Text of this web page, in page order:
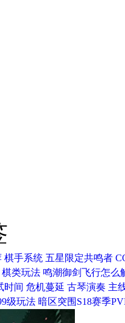
棋手系统 五星限定共鸣者
棋类玩法 鸣潮御剑飞行怎么
时间 危机蔓延 古琴演奏 主
级玩法 暗区突围S18赛季